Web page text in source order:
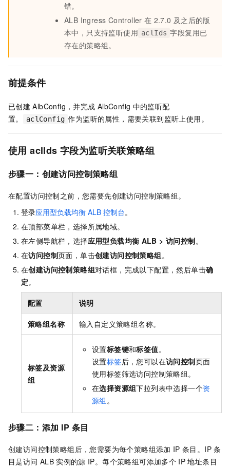
错。
ALB Ingress Controller 在 2.7.0 及之后的版
本中，只支持监听使用 aclIds 字段复用已
存在的策略组。
前提条件
已创建 AlbConfig，并完成 AlbConfig 中的监听配
置。
aclConfig 作为监听的属性，需要关联到监听上使用。
使用 aclIds 字段为监听关联策略组
步骤一：创建访问控制策略组
在配置访问控制之前，您需要先创建访问控制策略组。
登录应用型负载均衡 ALB 控制台。
在顶部菜单栏，选择所属地域。
在左侧导航栏，选择应用型负载均衡 ALB >访问控制。
在访问控制页面，单击创建访问控制策略组。
在创建访问控制策略组对话框，完成以下配置，然后单击确
定。
配置 说明
策略组名称 输入自定义策略组名称。
标签及资源
组
设置标签键和标签值。
设置标签后，您可以在访问控制页面
使用标签筛选访问控制策略组。
在选择资源组下拉列表中选择一个资
源组 。
步骤二：添加 IP 条目
创建访问控制策略组后，您需要为每个策略组添加 IP 条目。IP 条
目是访问 ALB 实例的源 IP。每个策略组可添加多个 IP 地址条目